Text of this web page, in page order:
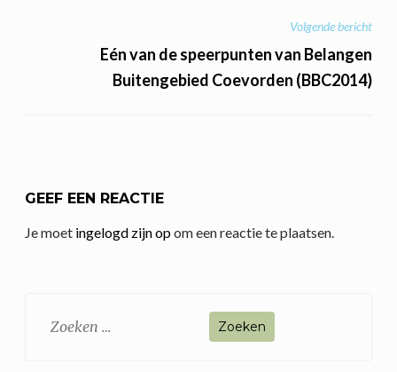
Volgende bericht
Eén van de speerpunten van Belangen
Buitengebied Coevorden (BBC2014)
GEEF EEN REACTIE
Je moet ingelogd zijn opom een reactie te plaatsen.
Zoeken